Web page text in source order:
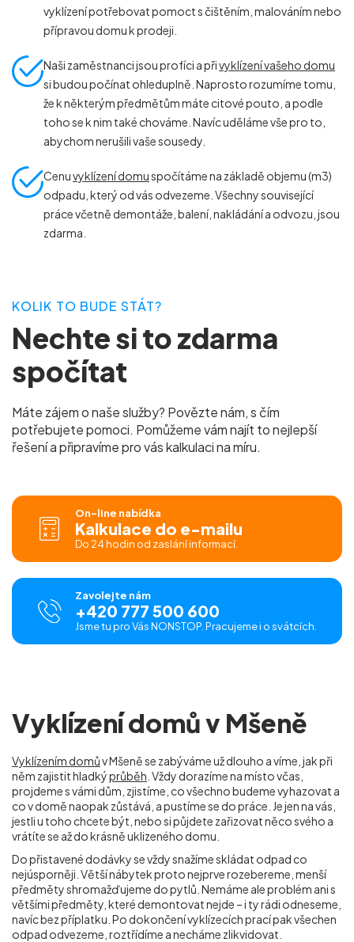
vyklízení potřebovat pomoct s čištěním, malováním nebo
přípravou domu k prodeji.
Naši zaměstnanci jsou profíci a přivyklízení vašeho domu
si budou počínat ohleduplně. Naprosto rozumíme tomu,
že k některým předmětům máte citové pouto, a podle
toho se k nim také chováme. Navíc uděláme vše pro to,
abychom nerušili vaše sousedy.
Cenuvyklízení domuspočítáme na základě objemu (m3)
odpadu, který od vás odvezeme. Všechny související
práce včetně demontáže, balení, nakládání a odvozu, jsou
zdarma.
KOLIK TO BUDE STÁT?
Nechte si to zdarma
spočítat
Máte zájem o naše služby? Povězte nám, s čím
potřebujete pomoci. Pomůžeme vám najít to nejlepší
řešení a připravíme pro vás kalkulaci na míru.
On-line nabídka
Kalkulace do e-mailu
Do 24 hodin od zaslání informací.
Zavolejte nám
+420 777 500 600
Jsme tu pro Vás NONSTOP. Pracujeme i o svátcích.
Vyklízení domů v Mšeně
Vyklízením domův Mšeně se zabýváme už dlouho a víme, jak při
něm zajistit hladkýprůběh . Vždy dorazíme na místo včas,
projdeme s vámi dům, zjistíme, co všechno budeme vyhazovat a
co v domě naopak zůstává, a pustíme se do práce. Je jen na vás,
jestli u toho chcete být, nebo si půjdete zařizovat něco svého a
vrátíte se až do krásně uklizeného domu.
Do přistavené dodávky se vždy snažíme skládat odpad co
nejúsporněji. Větší nábytek proto nejprve rozebereme, menší
předměty shromažďujeme do pytlů. Nemáme ale problém ani s
většími předměty, které demontovat nejde – i ty rádi odneseme,
navíc bez příplatku. Po dokončení vyklízecích prací pak všechen
odpad odvezeme, roztřídíme a necháme zlikvidovat.